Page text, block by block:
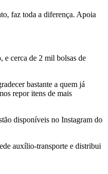
faz toda a diferença. Apoia
e cerca de 2 mil bolsas de
bastante a quem já
repor itens de mais
disponíveis no Instagram do
auxílio-transporte e distribui